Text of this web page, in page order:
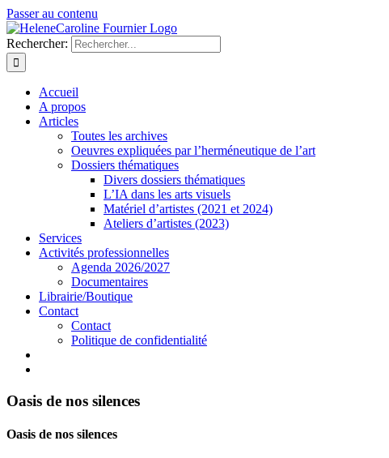
Passer au contenu
Rechercher:
Accueil
A propos
Articles
Toutes les archives
Oeuvres expliquées par l’herméneutique de l’art
Dossiers thématiques
Divers dossiers thématiques
L’IA dans les arts visuels
Matériel d’artistes (2021 et 2024)
Ateliers d’artistes (2023)
Services
Activités professionnelles
Agenda 2026/2027
Documentaires
Librairie/Boutique
Contact
Contact
Politique de confidentialité
Oasis de nos silences
Oasis de nos silences